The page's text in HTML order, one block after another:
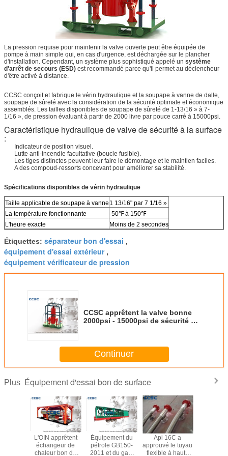
La pression requise pour maintenir la valve ouverte peut être équipée de
pompe à main simple qui, en cas d'urgence, est déchargée sur le plancher
d'installation. Cependant, un système plus sophistiqué appelé un système
d'arrêt de secours (ESD) est recommandé parce qu'il permet au déclencheur
d'être activé à distance.
CCSC conçoit et fabrique le vérin hydraulique et la soupape à vanne de dalle,
soupape de sûreté avec la considération de la sécurité optimale et économique
assemblés. Les tailles disponibles de soupape de sûreté de 1-13/16 » à 7-
1/16 », de pression évaluant à partir de 2000 livre par pouce carré à 15000psi.
Caractéristique hydraulique de valve de sécurité à la surface
:
Indicateur de position visuel.
Lutte anti-incendie facultative (boucle fusible).
Les tiges distinctes peuvent leur faire le démontage et le maintien faciles.
A des compoud-ressorts concevant pour améliorer sa stabilité.
Spécifications disponibles de vérin hydraulique
Taille applicable de soupape à vanne 1 13/16" par 7 1/16 »
La température fonctionnante
-50℉ à 150℉
L'heure exacte
Moins de 2 secondes
Étiquettes: séparateur bon d'essai ,
équipement d'essai extérieur,
équipement vérificateur de pression
CCSC apprêtent la valve bonne
2000psi - 15000psi de sécurité à
Continuer
Plus Équipement d'essai bon de surface
L'OIN apprêtent
échangeur de
chaleur bon de
Équipement du
pétrole GB150-
2011 et du gaz,
Api 16C a
approuvé le tuyau
flexible à haute